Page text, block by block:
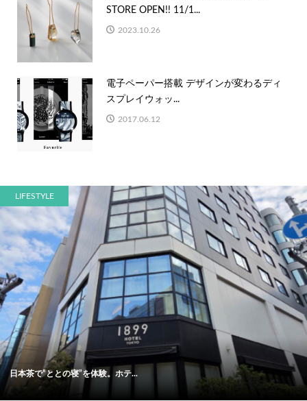
STORE OPEN!! 11/1...
2023.10.26
電子ペーパー搭載 デザインが変わるディ
スプレイウォッ...
2017.06.12
LIFESTYLE
日本茶で“ととの寝”を体験。ホテ...